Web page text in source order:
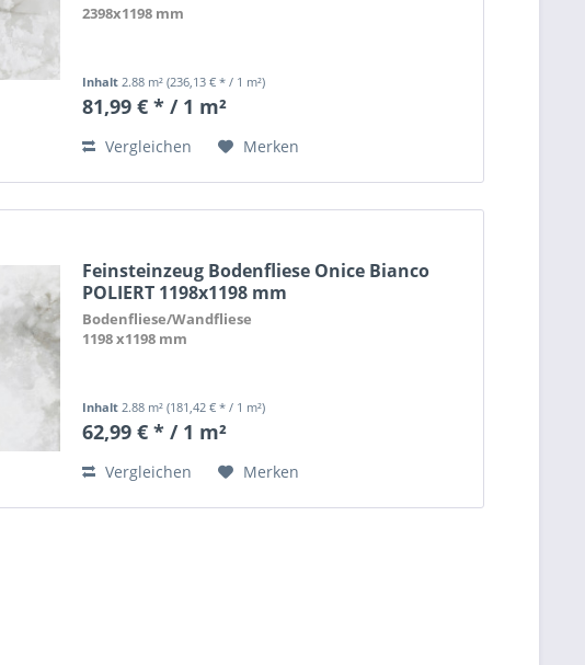
2398x1198 mm
Inhalt2.88 m²(236,13 € * / 1 m²)
81,99 € * / 1 m²
Vergleichen Merken
Feinsteinzeug Bodenfliese Onice Bianco
POLIERT 1198x1198 mm
Bodenfliese/Wandfliese
1198 x1198 mm
Inhalt 2.88 m²(181,42 € * / 1 m²)
62,99 € * / 1 m²
Vergleichen Merken